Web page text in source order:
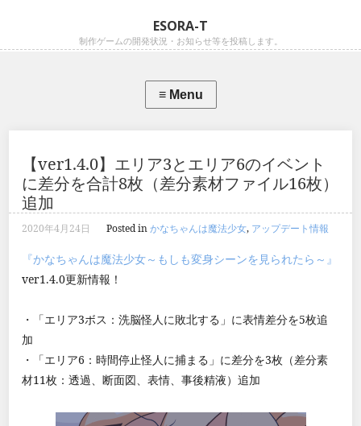
ESORA-T
制作ゲームの開発状況・お知らせ等を投稿します。
【ver1.4.0】エリア3とエリア6のイベント
に差分を合計8枚（差分素材ファイル16枚）
追加
2020年4月24日 Posted inかなちゃんは魔法少女, アップデート情報
『かなちゃんは魔法少女～もしも変身シーンを見られたら～』
ver1.4.0更新情報！
・「エリア3ボス：洗脳怪人に敗北する」に表情差分を5枚追
加
・「エリア6：時間停止怪人に捕まる」に差分を3枚（差分素
材11枚：透過、断面図、表情、事後精液）追加